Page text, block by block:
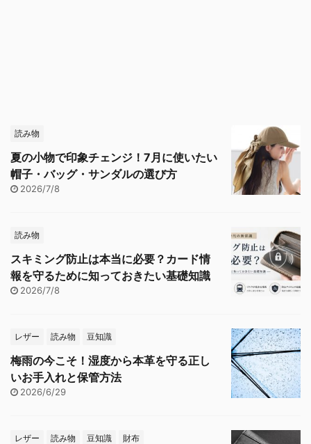
読み物
夏の小物で印象チェンジ！7月に使いたい
帽子・バッグ・サンダルの選び方
2026/7/8
読み物
スキミング防止は本当に必要？カード情
報を守るために知っておきたい基礎知識
2026/7/8
レザー 読み物 豆知識
梅雨の今こそ！湿度から本革を守る正し
いお手入れと保管方法
2026/6/29
レザー 読み物 豆知識 財布